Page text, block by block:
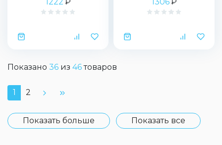
Показано 36 из 46товаров
1 2
Показать больше Показать все